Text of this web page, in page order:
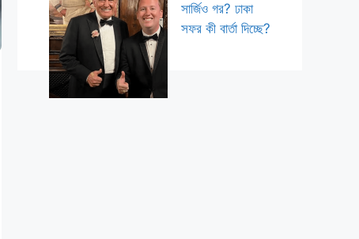
সার্জিও গর? ঢাকা
সফর কী বার্তা দিচ্ছে?